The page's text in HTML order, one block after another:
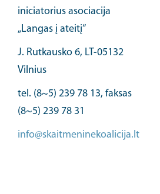
iniciatorius asociacija
„Langas į ateitį“
J. Rutkausko 6, LT-05132
Vilnius
tel. (8~5) 239 78 13, faksas
(8~5) 239 78 31
info@skaitmeninekoalicija.lt